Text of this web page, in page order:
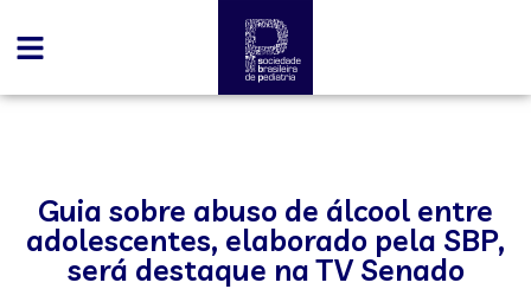
Guia sobre abuso de álcool entre
adolescentes, elaborado pela SBP,
será destaque na TV Senado